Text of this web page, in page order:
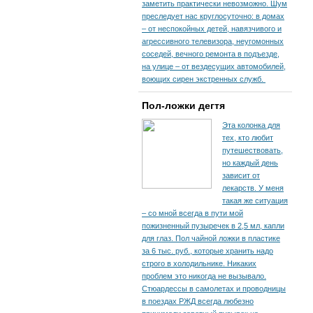
заметить практически невозможно. Шум
преследует нас круглосуточно: в домах
– от неспокойных детей, навязчивого и
агрессивного телевизора, неугомонных
соседей, вечного ремонта в подъезде,
на улице – от вездесущих автомобилей,
воющих сирен экстренных служб.
Пол-ложки дегтя
Эта колонка для
тех, кто любит
путешествовать,
но каждый день
зависит от
лекарств. У меня
такая же ситуация
– со мной всегда в пути мой
пожизненный пузыречек в 2,5 мл, капли
для глаз. Пол чайной ложки в пластике
за 6 тыс. руб., которые хранить надо
строго в холодильнике. Никаких
проблем это никогда не вызывало.
Стюардессы в самолетах и проводницы
в поездах РЖД всегда любезно